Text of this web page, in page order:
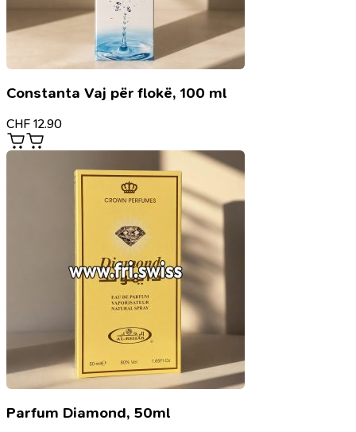
Constanta Vaj për flokë, 100 ml
CHF 12.90
Parfum Diamond, 50ml